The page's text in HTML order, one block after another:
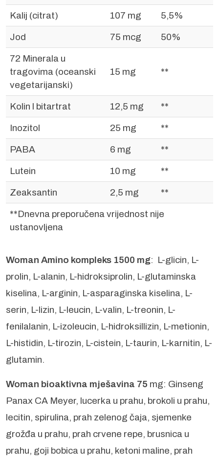
Kalij (citrat) 107 mg 5,5%
Jod 75 mcg 50%
72 Minerala u
tragovima (oceanski
vegetarijanski)
15 mg **
Kolin l bitartrat 12,5 mg **
Inozitol 25 mg **
PABA 6 mg **
Lutein 10 mg **
Zeaksantin 2,5 mg **
**Dnevna preporučena vrijednost nije
ustanovljena
Woman Amino kompleks 1500 mg: L-glicin, L-
prolin, L-alanin, L-hidroksiprolin, L-glutaminska
kiselina, L-arginin, L-asparaginska kiselina, L-
serin, L-lizin, L-leucin, L-valin, L-treonin, L-
fenilalanin, L-izoleucin, L-hidroksillizin, L-metionin,
L-histidin, L-tirozin, L-cistein, L-taurin, L-karnitin, L-
glutamin.
Woman bioaktivna mješavina 75 mg: Ginseng
Panax CA Meyer, lucerka u prahu, brokoli u prahu,
lecitin, spirulina, prah zelenog čaja, sjemenke
grožđa u prahu, prah crvene repe, brusnica u
prahu, goji bobica u prahu, ketoni maline, prah